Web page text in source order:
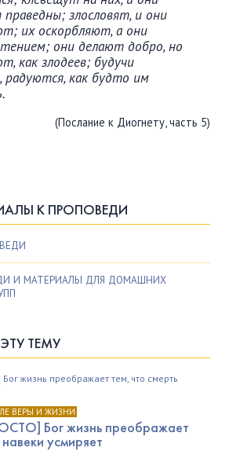
злословят, и они
их оскорбляют, а они
они делают добро, но
как злодеев; будучи
радуются, как будто им
(Послание к Диогнету, часть 5)
К ПРОПОВЕДИ
И МАТЕРИАЛЫ ДЛЯ ДОМАШНИХ
ТЕМУ
ВЕРЫ И ЖИЗНИ
Бог жизнь преображает
усмиряет